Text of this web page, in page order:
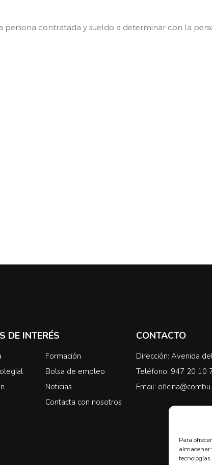
Para
almacenar
persona contratada y sueldo a determinar con la
DE INTERÉS
Formación
Bolsa de empleo
Noticias
Contacta con nosotros
CONTACTO
Dirección: Avenida
Teléfono: 947 20 10
Email: